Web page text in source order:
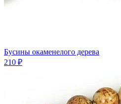
Бусины окаменелого дерева
210 ₽